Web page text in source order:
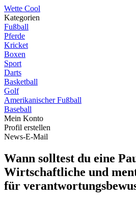
Wette Cool
Kategorien
Fußball
Pferde
Kricket
Boxen
Sport
Darts
Basketball
Golf
Amerikanischer Fußball
Baseball
Mein Konto
Profil erstellen
News-E-Mail
Wann solltest du eine
Wirtschaftliche und
für